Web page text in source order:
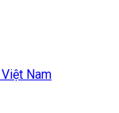
Nam